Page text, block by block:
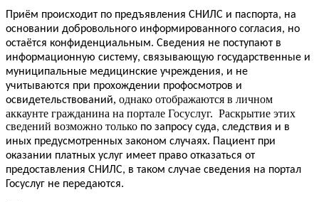
Приём происходит по предъявления СНИЛС и паспорта, на
основании добровольного информированного согласия, но
остаётся конфиденциальным. Сведения не поступают в
информационную систему, связывающую государственные и
муниципальные медицинские учреждения, и не
учитываются при прохождении профосмотров и
освидетельствований, однако отображаются в личном
аккаунте гражданина на портале Госуслуг. Раскрытие этих
сведений возможно только по запросу суда, следствия и в
иных предусмотренных законом случаях. Пациент при
оказании платных услуг имеет право отказаться от
предоставления СНИЛС, в таком случае сведения на портал
Госуслуг не передаются.